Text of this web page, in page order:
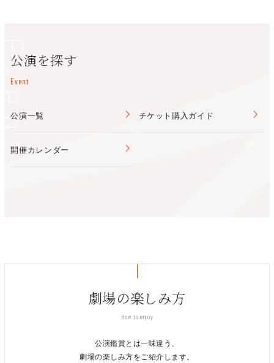
公演を探す
Event
公演一覧 チケット購入ガイド
開催カレンダー
劇場の楽しみ方
How to enjoy
公演鑑賞とは一味違う、
劇場の楽しみ方をご紹介します。